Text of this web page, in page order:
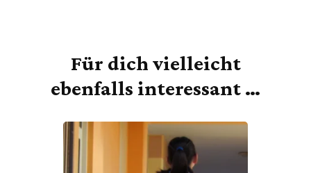
BeitragsnavigationFür dich vielleicht
ebenfalls interessant …